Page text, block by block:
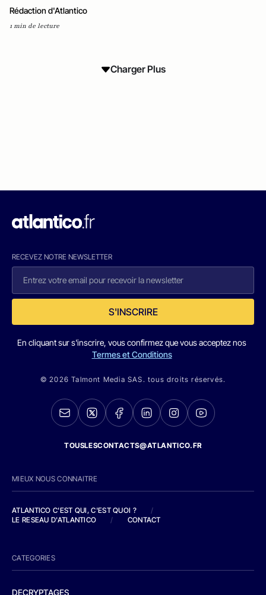
Rédaction d'Atlantico
1 min de lecture
Charger Plus
RECEVEZ NOTRE NEWSLETTER
S'INSCRIRE
En cliquant sur s'inscrire, vous confirmez que vous acceptez nos
Termes et Conditions
© 2026 Talmont Media SAS. tous droits réservés.
TOUSLESCONTACTS@ATLANTICO.FR
MIEUX NOUS CONNAITRE
ATLANTICO C'EST QUI, C'EST QUOI ?
/
LE RESEAU D'ATLANTICO
/ CONTACT
CATEGORIES
DECRYPTAGES